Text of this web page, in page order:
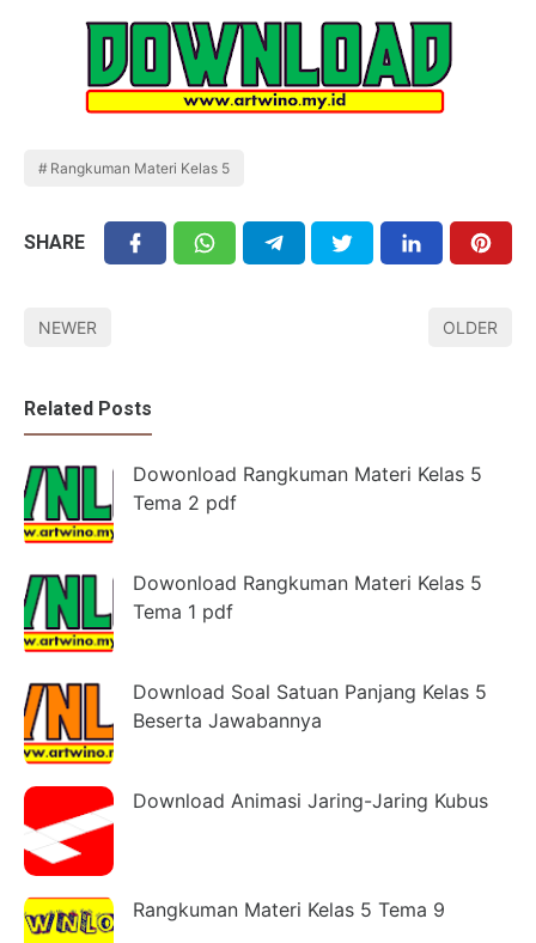
Rangkuman Materi Kelas 5
SHARE
NEWER OLDER
Related Posts
Dowonload Rangkuman Materi Kelas 5
Tema 2 pdf
Dowonload Rangkuman Materi Kelas 5
Tema 1 pdf
Download Soal Satuan Panjang Kelas 5
Beserta Jawabannya
Download Animasi Jaring-Jaring Kubus
Rangkuman Materi Kelas 5 Tema 9